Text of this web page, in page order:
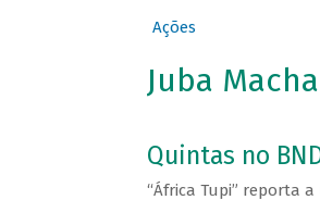
Ações
Juba
Quintas no
“África Tupi” reporta